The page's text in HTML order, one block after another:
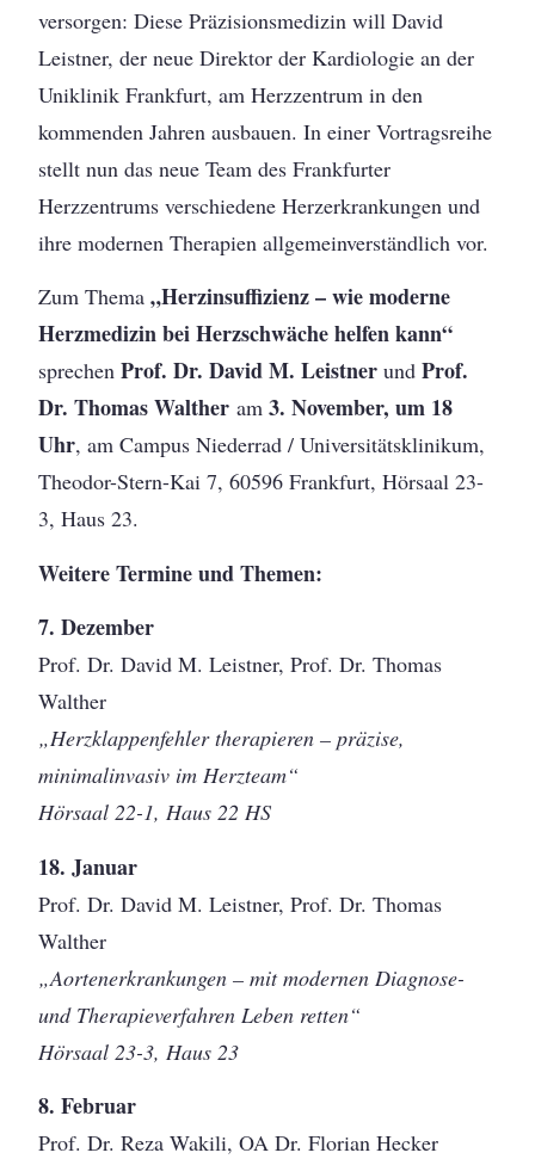
versorgen: Diese Präzisionsmedizin will David
Leistner, der neue Direktor der Kardiologie an der
Uniklinik Frankfurt, am Herzzentrum in den
kommenden Jahren ausbauen. In einer Vortragsreihe
stellt nun das neue Team des Frankfurter
Herzzentrums verschiedene Herzerkrankungen und
ihre modernen Therapien allgemeinverständlich vor.
Zum Thema„Herzinsuffizienz – wie moderne
Herzmedizin bei Herzschwäche helfen kann“
sprechen Prof. Dr. David M. Leistnerund Prof.
Dr. Thomas Walther am 3. November, um 18
Uhr, am Campus Niederrad / Universitätsklinikum,
Theodor-Stern-Kai 7, 60596 Frankfurt, Hörsaal 23-
3, Haus 23.
Weitere Termine und Themen:
7. Dezember
Prof. Dr. David M. Leistner, Prof. Dr. Thomas
Walther
„Herzklappenfehler therapieren – präzise,
minimalinvasiv im Herzteam“
Hörsaal 22-1, Haus 22 HS
18. Januar
Prof. Dr. David M. Leistner, Prof. Dr. Thomas
Walther
„Aortenerkrankungen – mit modernen Diagnose-
und Therapieverfahren Leben retten“
Hörsaal 23-3, Haus 23
8. Februar
Prof. Dr. Reza Wakili, OA Dr. Florian Hecker